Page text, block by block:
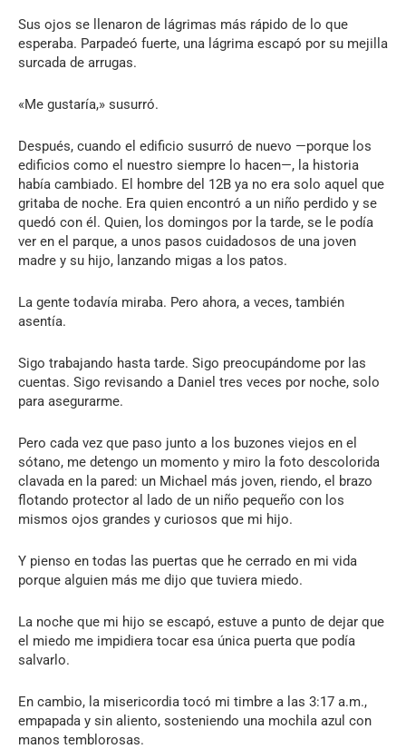
Sus ojos se llenaron de lágrimas más rápido de lo que
esperaba. Parpadeó fuerte, una lágrima escapó por su mejilla
surcada de arrugas.
«Me gustaría,» susurró.
Después, cuando el edificio susurró de nuevo —porque los
edificios como el nuestro siempre lo hacen—, la historia
había cambiado. El hombre del 12B ya no era solo aquel que
gritaba de noche. Era quien encontró a un niño perdido y se
quedó con él. Quien, los domingos por la tarde, se le podía
ver en el parque, a unos pasos cuidadosos de una joven
madre y su hijo, lanzando migas a los patos.
La gente todavía miraba. Pero ahora, a veces, también
asentía.
Sigo trabajando hasta tarde. Sigo preocupándome por las
cuentas. Sigo revisando a Daniel tres veces por noche, solo
para asegurarme.
Pero cada vez que paso junto a los buzones viejos en el
sótano, me detengo un momento y miro la foto descolorida
clavada en la pared: un Michael más joven, riendo, el brazo
flotando protector al lado de un niño pequeño con los
mismos ojos grandes y curiosos que mi hijo.
Y pienso en todas las puertas que he cerrado en mi vida
porque alguien más me dijo que tuviera miedo.
La noche que mi hijo se escapó, estuve a punto de dejar que
el miedo me impidiera tocar esa única puerta que podía
salvarlo.
En cambio, la misericordia tocó mi timbre a las 3:17 a.m.,
empapada y sin aliento, sosteniendo una mochila azul con
manos temblorosas.